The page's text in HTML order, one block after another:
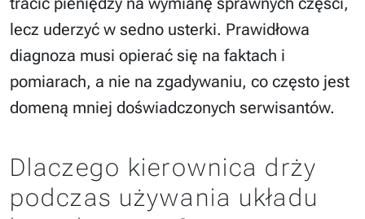
lecz uderzyć w sedno usterki. Prawidłowa
diagnoza musi opierać się na faktach i
pomiarach, a nie na zgadywaniu, co często jest
domeną mniej doświadczonych serwisantów.
Dlaczego kierownica drży
podczas używania układu